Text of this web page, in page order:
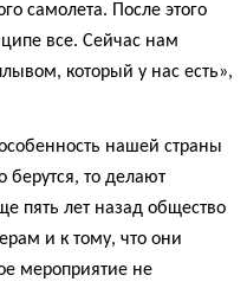
самолета. После этого
все. Сейчас нам
который у нас есть»,
нашей страны
берутся, то делают
пять лет назад общество
и к тому, что они
мероприятие не